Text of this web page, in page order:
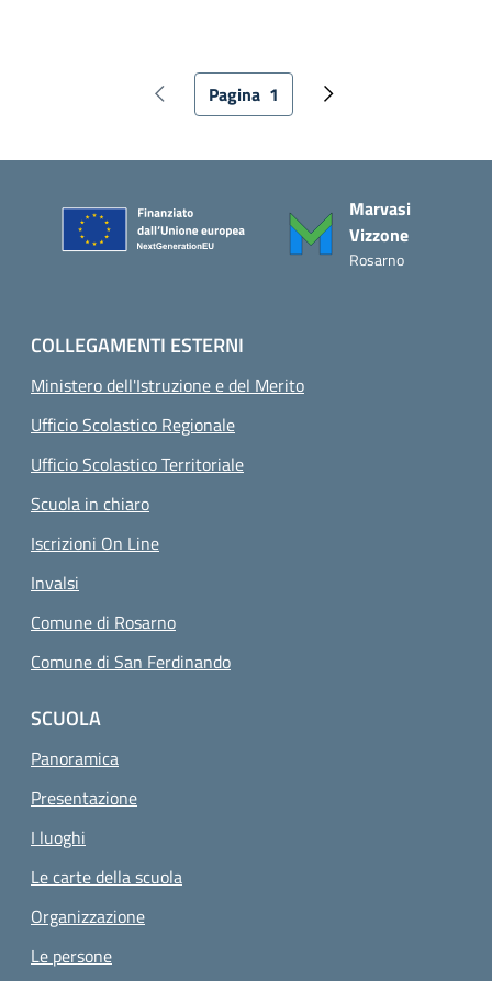
Paginazione
Pagina precedente
Pagina attuale
Pagina 1 Pagina successiva
Marvasi
Vizzone
Rosarno
COLLEGAMENTI ESTERNI
Ministero dell'Istruzione e del Merito
Ufficio Scolastico Regionale
Ufficio Scolastico Territoriale
Scuola in chiaro
Iscrizioni On Line
Invalsi
Comune di Rosarno
Comune di San Ferdinando
SCUOLA
Panoramica
Presentazione
I luoghi
Le carte della scuola
Organizzazione
Le persone